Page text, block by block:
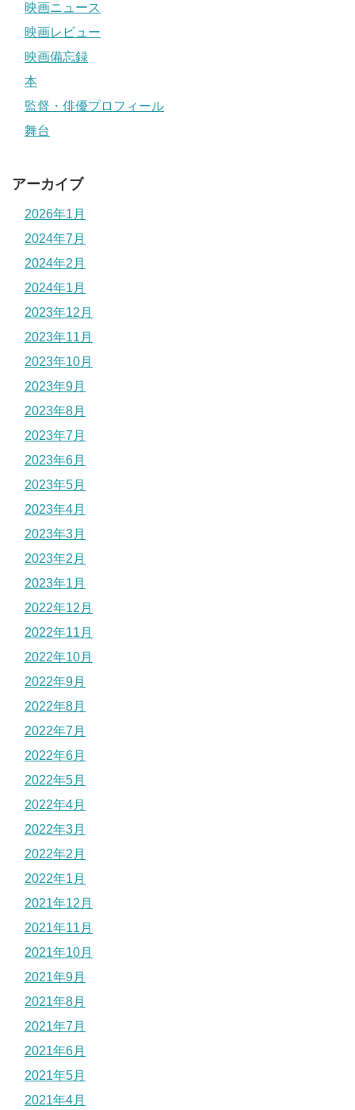
映画ニュース
映画レビュー
映画備忘録
本
監督・俳優プロフィール
舞台
アーカイブ
2026年1月
2024年7月
2024年2月
2024年1月
2023年12月
2023年11月
2023年10月
2023年9月
2023年8月
2023年7月
2023年6月
2023年5月
2023年4月
2023年3月
2023年2月
2023年1月
2022年12月
2022年11月
2022年10月
2022年9月
2022年8月
2022年7月
2022年6月
2022年5月
2022年4月
2022年3月
2022年2月
2022年1月
2021年12月
2021年11月
2021年10月
2021年9月
2021年8月
2021年7月
2021年6月
2021年5月
2021年4月